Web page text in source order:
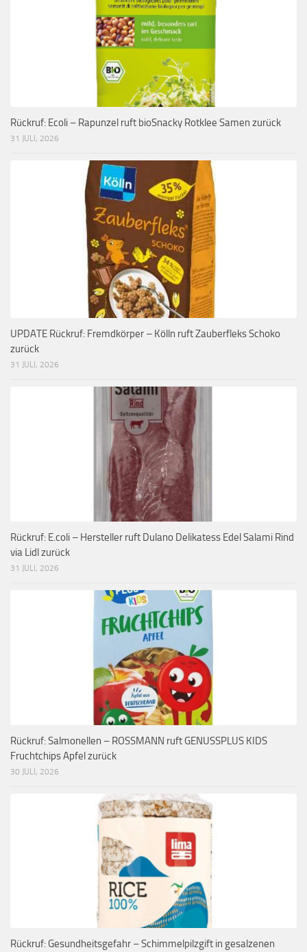
Rückruf: Ecoli – Rapunzel ruft bioSnacky Rotklee Samen zurück
31 JULI, 2026
UPDATE Rückruf: Fremdkörper – Kölln ruft Zauberfleks Schoko
zurück
31 JULI, 2026
Rückruf: E.coli – Hersteller ruft Dulano Delikatess Edel Salami Rind
via Lidl zurück
31 JULI, 2026
Rückruf: Salmonellen – ROSSMANN ruft GENUSSPLUS KIDS
Fruchtchips Apfel zurück
30 JULI, 2026
Rückruf: Gesundheitsgefahr – Schimmelpilzgift in gesalzenen